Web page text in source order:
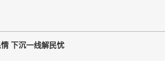
下沉一线解民忧